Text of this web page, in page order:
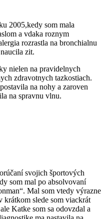
2005,kedy som mala
a vdaka roznym
rozrastla na bronchialnu
zit.
nielen na pravidelnych
zdravotnych tazkostiach.
na nohy a zaroven
na spravnu vlnu.
svojich športových
som mal po absolvovaní
Mal som vtedy výrazne
krátkom slede som viackrát
Katke som sa odovzdal a